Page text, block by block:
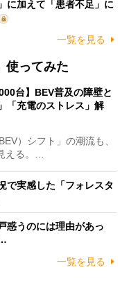
に加えて「患者不足」に
一覧を見る
使ってみた
台】BEV普及の障壁と
「充電のストレス」解
）シフト」の潮流も、
える。…
で実感した「フォレスタ
惑うのには理由があっ
一覧を見る